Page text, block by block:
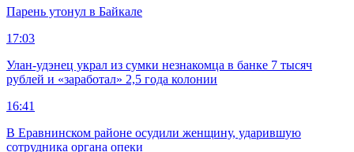
Парень утонул в Байкале
17:03
Улан-удэнец украл из сумки незнакомца в банке 7 тысяч
рублей и «заработал» 2,5 года колонии
16:41
В Еравнинском районе осудили женщину, ударившую
сотрудника органа опеки